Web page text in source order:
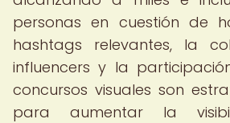
personas en cuestión de
hashtags relevantes, la
influencers y la
concursos visuales son
para aumentar la